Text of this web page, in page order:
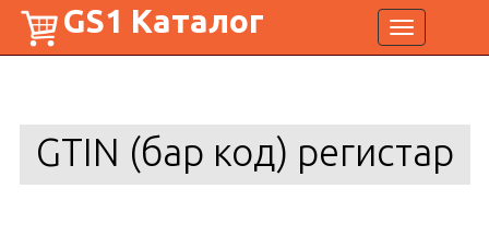
Toggle
navigation
GS1 Каталог
GTIN (бар код) регистар